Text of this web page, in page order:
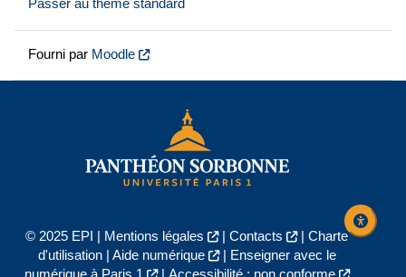
Passer au thème standard
Fourni par Moodle
© 2025 EPI | Mentions légales | Contacts | Charte
d'utilisation| Aide numérique |
Enseigner avec le